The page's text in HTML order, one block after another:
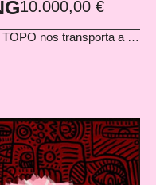
10.000,00 €
y expresiones naïf,
a algo más grande que
195 × 130 cm